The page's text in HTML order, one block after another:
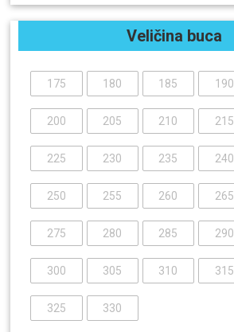
Veličina buca
175 180 185 190
200 205 210 215
225 230 235 240
250 255 260 265
275 280 285 290
300 305 310 315
325 330